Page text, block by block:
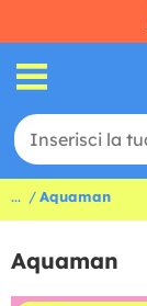
... Aquaman
Aquaman